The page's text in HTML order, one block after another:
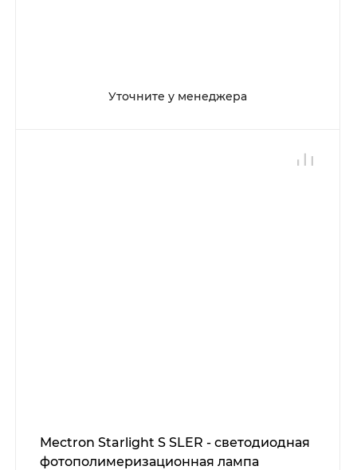
Уточните у менеджера
Mectron Starlight S SLER - светодиодная
фотополимеризационная лампа